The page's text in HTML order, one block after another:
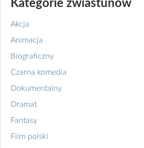
Kategorie zwiastunów
Akcja
Animacja
Biograficzny
Czarna komedia
Dokumentalny
Dramat
Fantasy
Film polski